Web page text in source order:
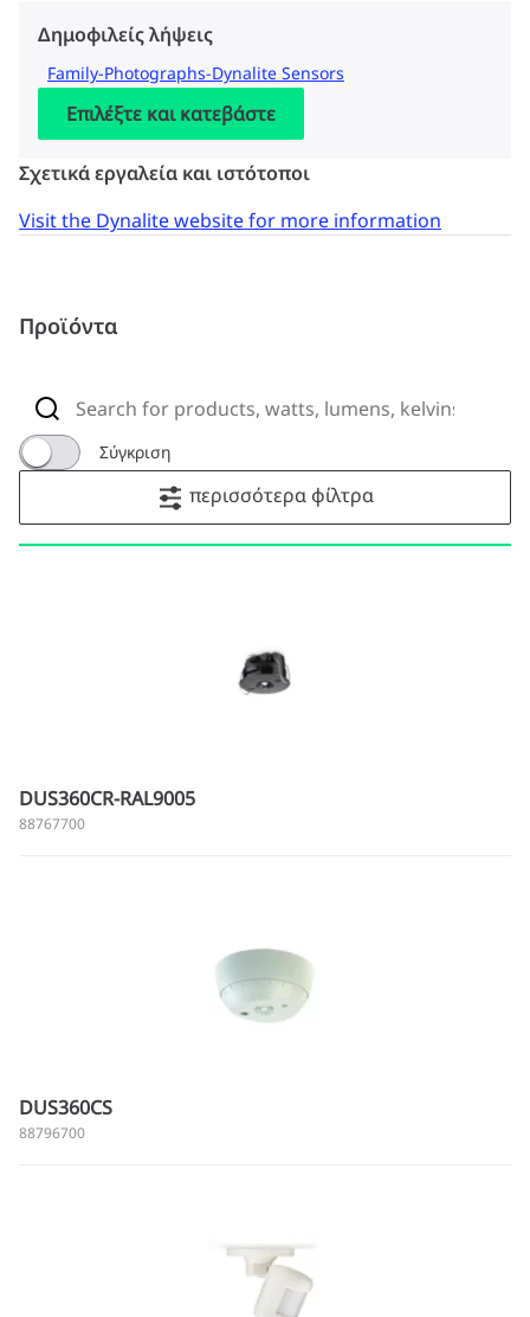
Δημοφιλείς λήψεις
Family-Photographs-Dynalite Sensors
Επιλέξτε και κατεβάστε
Σχετικά εργαλεία και ιστότοποι
Visit the Dynalite website for more information
Προϊόντα
Σύγκριση
περισσότερα φίλτρα
DUS360CR-RAL9005
88767700
DUS360CS
88796700